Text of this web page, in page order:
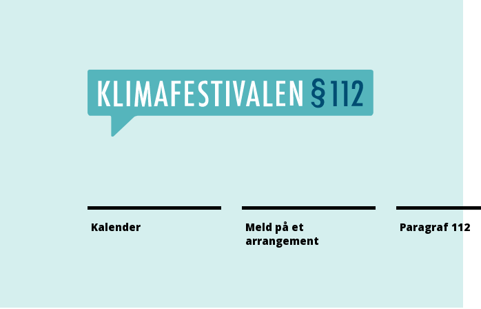
Klimafestivalens Twitter side
Klimafestivalens Instagram side
Kalender
Meld på et
arrangement
Paragraf 112